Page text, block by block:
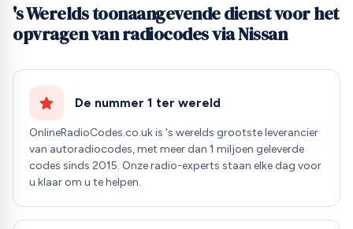
's Werelds toonaangevende dienst voor het
opvragen van radiocodes via Nissan
De nummer 1 ter wereld
OnlineRadioCodes.co.uk is 's werelds grootste leverancier
van autoradiocodes, met meer dan 1 miljoen geleverde
codes sinds 2015. Onze radio-experts staan elke dag voor
u klaar om u te helpen.